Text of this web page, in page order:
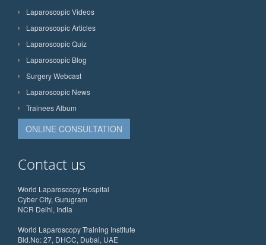
Laparoscopic Videos
Laparoscopic Articles
Laparoscopic Quiz
Laparoscopic Blog
Surgery Webcast
Laparoscopic News
Trainees Album
ONLINE CONSULTATION
Contact us
World Laparoscopy Hospital
Cyber City, Gurugram
NCR Delhi, India
World Laparoscopy Training Institute
Bld.No: 27, DHCC, Dubai, UAE